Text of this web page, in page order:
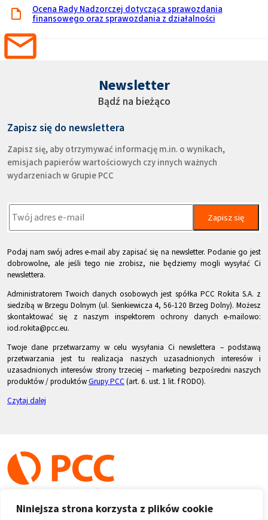
Niniejsza strona korzysta z plików cookie
Ocena Rady Nadzorczej dotycząca sprawozdania
finansowego oraz sprawozdania z działalności
Newsletter
Bądź na bieżąco
Zapisz się do newslettera
Zapisz się, aby otrzymywać informację m.in. o wynikach,
emisjach papierów wartościowych czy innych ważnych
wydarzeniach w Grupie PCC
Zapisz się
Podaj nam swój adres e-mail aby zapisać się na newsletter. Podanie go jest
dobrowolne, ale jeśli tego nie zrobisz, nie będziemy mogli wysyłać Ci
newslettera.
Administratorem Twoich danych osobowych jest spółka PCC Rokita S.A. z
siedzibą w Brzegu Dolnym (ul. Sienkiewicza 4, 56-120 Brzeg Dolny). Możesz
skontaktować się z naszym inspektorem ochrony danych e-mailowo:
iod.rokita@pcc.eu.
Twoje dane przetwarzamy w celu wysyłania Ci newslettera – podstawą
przetwarzania jest tu realizacja naszych uzasadnionych interesów i
uzasadnionych interesów strony trzeciej – marketing bezpośredni naszych
produktów / produktówGrupy PCC (art. 6. ust. 1 lit. f RODO).
Czytaj dalej